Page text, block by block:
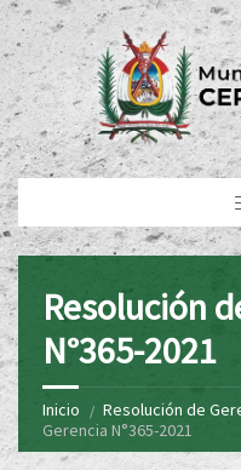
Resolución
N°365-2021
Inicio Resolución de
Gerencia N°365-2021